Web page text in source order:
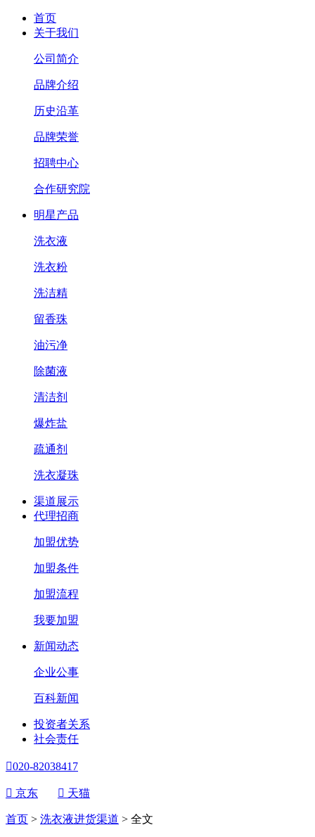
首页
关于我们
公司简介
品牌介绍
历史沿革
品牌荣誉
招聘中心
合作研究院
明星产品
洗衣液
洗衣粉
洗洁精
留香珠
油污净
除菌液
清洁剂
爆炸盐
疏通剂
洗衣凝珠
渠道展示
代理招商
加盟优势
加盟条件
加盟流程
我要加盟
新闻动态
企业公事
百科新闻
投资者关系
社会责任
020-82038417
 京东  天猫
首页 > 洗衣液进货渠道 > 全文